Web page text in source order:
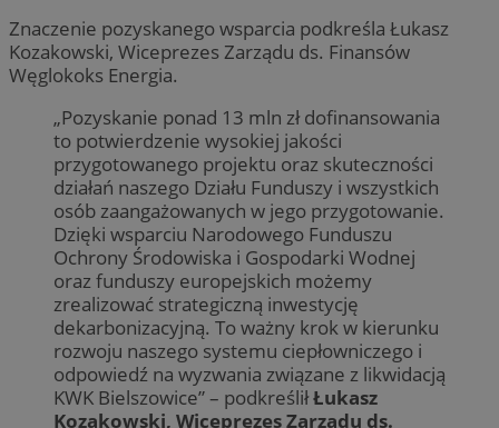
Znaczenie pozyskanego wsparcia podkreśla Łukasz
Kozakowski, Wiceprezes Zarządu ds. Finansów
Węglokoks Energia.
„Pozyskanie ponad 13 mln zł dofinansowania
to potwierdzenie wysokiej jakości
przygotowanego projektu oraz skuteczności
działań naszego Działu Funduszy i wszystkich
osób zaangażowanych w jego przygotowanie.
Dzięki wsparciu Narodowego Funduszu
Ochrony Środowiska i Gospodarki Wodnej
oraz funduszy europejskich możemy
zrealizować strategiczną inwestycję
dekarbonizacyjną. To ważny krok w kierunku
rozwoju naszego systemu ciepłowniczego i
odpowiedź na wyzwania związane z likwidacją
KWK Bielszowice” – podkreśliłŁukasz
Kozakowski, Wiceprezes Zarządu ds.